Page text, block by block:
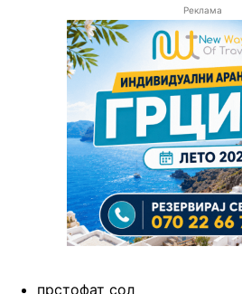
Реклама
прстофат сол